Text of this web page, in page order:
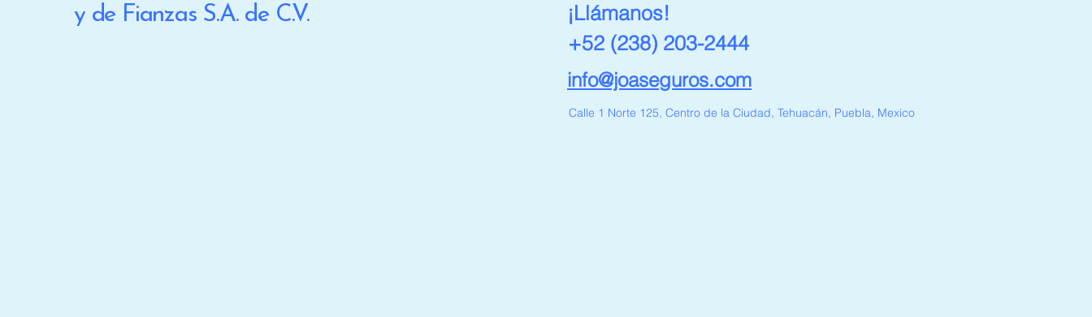
y de Fianzas S.A. de C.V.
¡Llámanos!
+52 (238) 203-2444
info@joaseguros.com
Calle 1 Norte 125, Centro de la Ciudad, Tehuacán, Puebla, Mexico